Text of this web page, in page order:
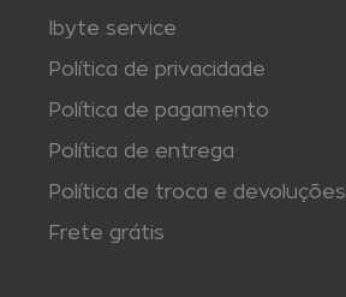
Ibyte service
Política de privacidade
Política de pagamento
Política de entrega
Política de troca e devoluções
Frete grátis